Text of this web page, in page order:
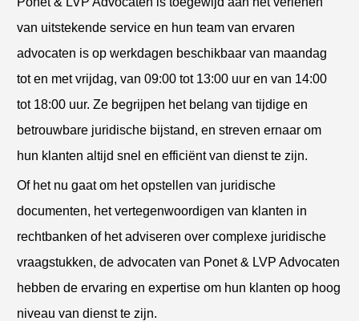
van uitstekende service en hun team van ervaren
advocaten is op werkdagen beschikbaar van maandag
tot en met vrijdag, van 09:00 tot 13:00 uur en van 14:00
tot 18:00 uur. Ze begrijpen het belang van tijdige en
betrouwbare juridische bijstand, en streven ernaar om
hun klanten altijd snel en efficiënt van dienst te zijn.
Of het nu gaat om het opstellen van juridische
documenten, het vertegenwoordigen van klanten in
rechtbanken of het adviseren over complexe juridische
vraagstukken, de advocaten van Ponet & LVP Advocaten
hebben de ervaring en expertise om hun klanten op hoog
niveau van dienst te zijn.